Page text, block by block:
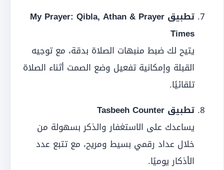
تطبيق My Prayer: Qibla, Athan & Prayer
Times
يتيح لك ضبط منبهات الصلاة بدقة، مع توجيه
القبلة وإمكانية تفعيل وضع الصمت أثناء الصلاة
تلقائيًا.
تطبيق Tasbeeh Counter
يساعدك على الاستغفار والذكر بسهولة من
خلال عداد رقمي بسيط ومريح، مع تتبع عدد
الأذكار يوميًا.